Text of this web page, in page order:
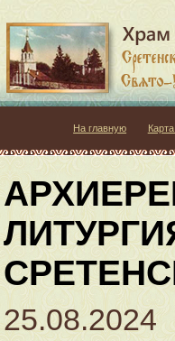
На главную
25.08.2024